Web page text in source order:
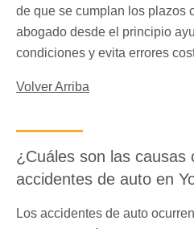
de que se cumplan los plazos
abogado desde el principio
condiciones y evita errores
Volver Arriba
¿Cuáles son las causas
accidentes de auto en
Los accidentes de auto